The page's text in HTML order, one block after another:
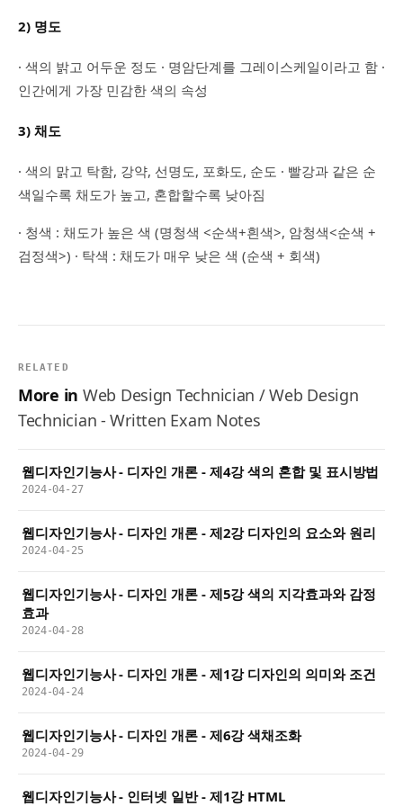
2) 명도
· 색의 밝고 어두운 정도 · 명암단계를 그레이스케일이라고 함 ·
인간에게 가장 민감한 색의 속성
3) 채도
· 색의 맑고 탁함, 강약, 선명도, 포화도, 순도 · 빨강과 같은 순
색일수록 채도가 높고, 혼합할수록 낮아짐
· 청색 : 채도가 높은 색 (명청색 <순색+흰색>, 암청색<순색 +
검정색>) · 탁색 : 채도가 매우 낮은 색 (순색 + 회색)
RELATED
More in Web Design Technician / Web Design
Technician - Written Exam Notes
웹디자인기능사 - 디자인 개론 - 제4강 색의 혼합 및 표시방법
2024-04-27
웹디자인기능사 - 디자인 개론 - 제2강 디자인의 요소와 원리
2024-04-25
웹디자인기능사 - 디자인 개론 - 제5강 색의 지각효과와 감정
효과
2024-04-28
웹디자인기능사 - 디자인 개론 - 제1강 디자인의 의미와 조건
2024-04-24
웹디자인기능사 - 디자인 개론 - 제6강 색채조화
2024-04-29
웹디자인기능사 - 인터넷 일반 - 제1강 HTML